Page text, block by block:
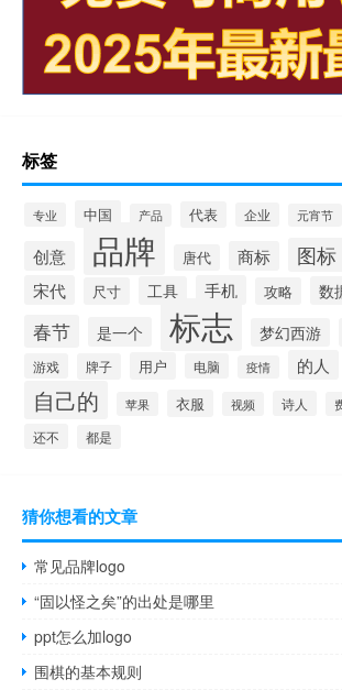
标签
专业 中国 产品 代表 企业 元宵节
创意 品牌 唐代 商标 图标
宋代 尺寸 工具 手机 攻略 数
春节 是一个 标志 梦幻西游
游戏 牌子 用户 电脑 疫情 的人
自己的 苹果 衣服 视频 诗人
还不 都是
猜你想看的文章
常见品牌logo
“固以怪之矣”的出处是哪里
ppt怎么加logo
围棋的基本规则